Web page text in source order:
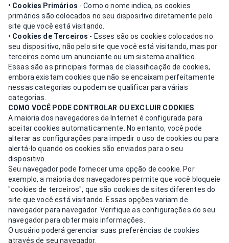
• Cookies Primários - Como o nome indica, os cookies
primários são colocados no seu dispositivo diretamente pelo
site que você está visitando.
• Cookies de Terceiros - Esses são os cookies colocados no
seu dispositivo, não pelo site que você está visitando, mas por
terceiros como um anunciante ou um sistema analítico.
Essas são as principais formas de classificação de cookies,
embora existam cookies que não se encaixam perfeitamente
nessas categorias ou podem se qualificar para várias
categorias.
COMO VOCÊ PODE CONTROLAR OU EXCLUIR COOKIES
A maioria dos navegadores da Internet é configurada para
aceitar cookies automaticamente. No entanto, você pode
alterar as configurações para impedir o uso de cookies ou para
alertá-lo quando os cookies são enviados para o seu
dispositivo.
Seu navegador pode fornecer uma opção de cookie. Por
exemplo, a maioria dos navegadores permite que você bloqueie
"cookies de terceiros", que são cookies de sites diferentes do
site que você está visitando. Essas opções variam de
navegador para navegador. Verifique as configurações do seu
navegador para obter mais informações.
O usuário poderá gerenciar suas preferências de cookies
através de seu navegador.